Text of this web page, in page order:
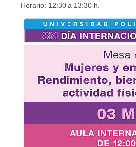
Horario: 12:30 a 13:30 h.